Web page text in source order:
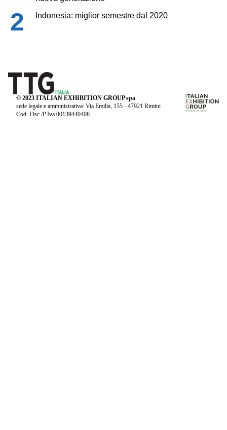
Indonesia: miglior semestre dal 2020
© 2023 ITALIAN EXHIBITION GROUP spa
sede legale e amministrativa: Via Emilia, 155 - 47921 Rimini
Cod. Fisc./P.Iva 00139440408.